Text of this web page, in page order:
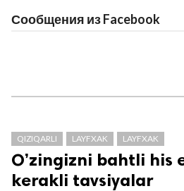
Сообщения из Facebook
QIZIQARLI LAYFXAK LAYFXAK
O’zingizni bahtli his
kerakli tavsiyalar